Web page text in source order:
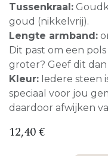
Tussenkraal:
goud (nikkelvrij).
Lengte armband:
Dit past om een
groter? Geef dit
Kleur: Iedere steen
speciaal voor jou
daardoor afwijken
12,40€